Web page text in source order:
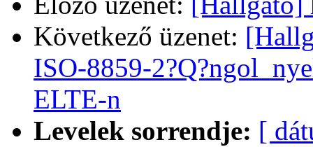
Következő üzenet:
ISO-8859-
ELTE-n
Levelek sorrendje: [